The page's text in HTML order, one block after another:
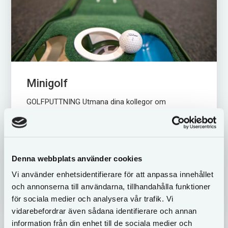
Denna webbplats använder cookies
Vi använder enhetsidentifierare för att anpassa innehållet
och annonserna till användarna, tillhandahålla funktioner
för sociala medier och analysera vår trafik. Vi
vidarebefordrar även sådana identifierare och annan
information från din enhet till de sociala medier och
Minigolf
GOLFPUTTNING Utmana dina kollegor om
Prisuppgift Hyra SEK 200/tillfälle under max 3
timmar. Förmiddag (08.00-11.00) eller eftermiddag
LÄS MER